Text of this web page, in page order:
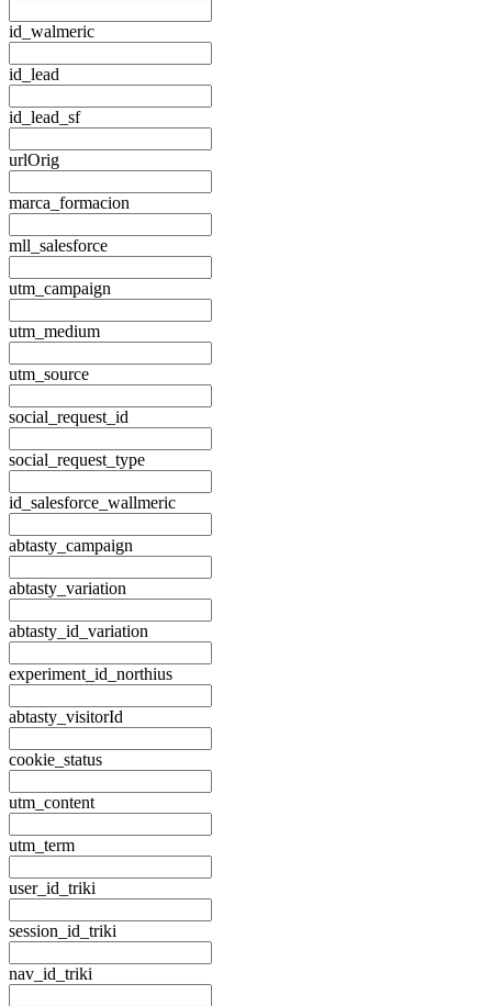
id_walmeric
id_lead
id_lead_sf
urlOrig
marca_formacion
mll_salesforce
utm_campaign
utm_medium
utm_source
social_request_id
social_request_type
id_salesforce_wallmeric
abtasty_campaign
abtasty_variation
abtasty_id_variation
experiment_id_northius
abtasty_visitorId
cookie_status
utm_content
utm_term
user_id_triki
session_id_triki
nav_id_triki